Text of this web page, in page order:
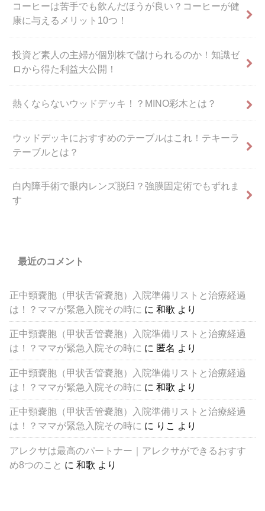
コーヒーは苦手でも飲んだほうが良い？コーヒーが健
康に与えるメリット10つ！
投資ど素人の主婦が個別株で儲けられるのか！知識ゼ
ロから得た利益大公開！
熱くならないウッドデッキ！？MINO彩木とは？
ウッドデッキにおすすめのテーブルはこれ！テキーラ
テーブルとは？
白内障手術で眼内レンズ脱臼？強膜固定術でもずれま
す
最近のコメント
正中頸嚢胞（甲状舌管嚢胞）入院準備リストと治療経過
は！？ママが緊急入院その時に に和歌 より
正中頸嚢胞（甲状舌管嚢胞）入院準備リストと治療経過
は！？ママが緊急入院その時に に 匿名 より
正中頸嚢胞（甲状舌管嚢胞）入院準備リストと治療経過
は！？ママが緊急入院その時に に和歌 より
正中頸嚢胞（甲状舌管嚢胞）入院準備リストと治療経過
は！？ママが緊急入院その時に に りこ より
アレクサは最高のパートナー｜アレクサができるおすす
め8つのこと に和歌 より